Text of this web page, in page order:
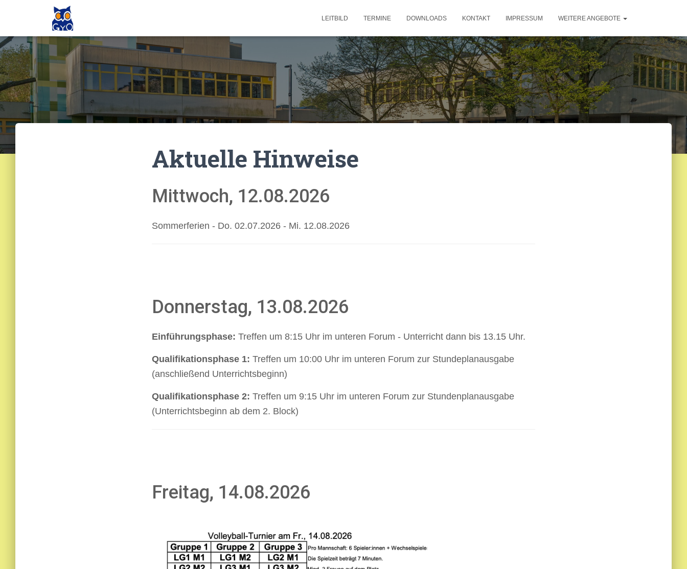
LEITBILD TERMINE DOWNLOADS KONTAKT IMPRESSUM WEITERE ANGEBOTE
Aktuelle Hinweise
Mittwoch, 12.08.2026
Sommerferien - Do. 02.07.2026 - Mi. 12.08.2026
Donnerstag, 13.08.2026
Einführungsphase: Treffen um 8:15 Uhr im unteren Forum - Unterricht dann bis 13.15 Uhr.
Qualifikationsphase 1: Treffen um 10:00 Uhr im unteren Forum zur Stundeplanausgabe
(anschließend Unterrichtsbeginn)
Qualifikationsphase 2: Treffen um 9:15 Uhr im unteren Forum zur Stundenplanausgabe
(Unterrichtsbeginn ab dem 2. Block)
Freitag, 14.08.2026